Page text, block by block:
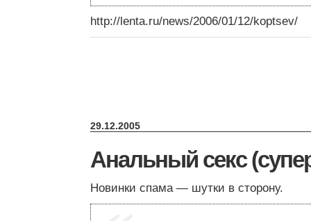
http://lenta.ru/news/2006/01/12/koptsev/
29.12.2005
Анальный секс
Новинки спама — шутки в сторону.